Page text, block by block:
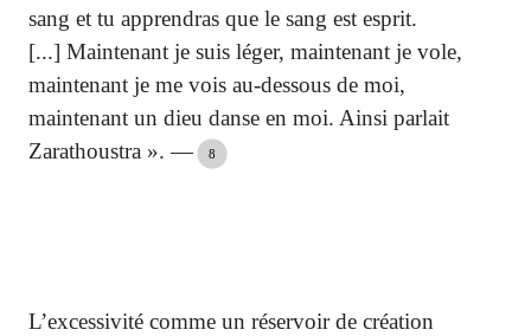
sang et tu apprendras que le sang est esprit.
[...] Maintenant je suis léger, maintenant je vole,
maintenant je me vois au-dessous de moi,
maintenant un dieu danse en moi. Ainsi parlait
Zarathoustra ». —
8
L’excessivité comme un réservoir de création